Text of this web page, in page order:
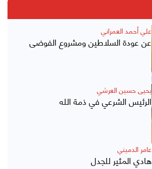
علي أحمد العمراني
عن عودة السلاطين ومشروع الفوضى
يحيى حسين العرشي
الرئيس الشرعي في ذمة الله
عامر الدميني
هادي المثير للجدل